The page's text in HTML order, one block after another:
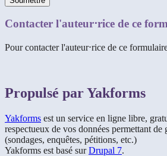
Contacter l'auteur⋅rice de ce
Pour contacter l'auteur⋅rice de ce
Propulsé par Yakforms
Yakforms est un service en ligne libre,
respectueux de vos données permettant de
(sondages, enquêtes, pétitions, etc.)
Yakforms est basé surDrupal 7.